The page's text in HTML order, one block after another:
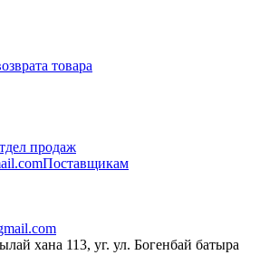
товара
продаж
Поставщикам
хана 113, уг. ул. Богенбай батыра